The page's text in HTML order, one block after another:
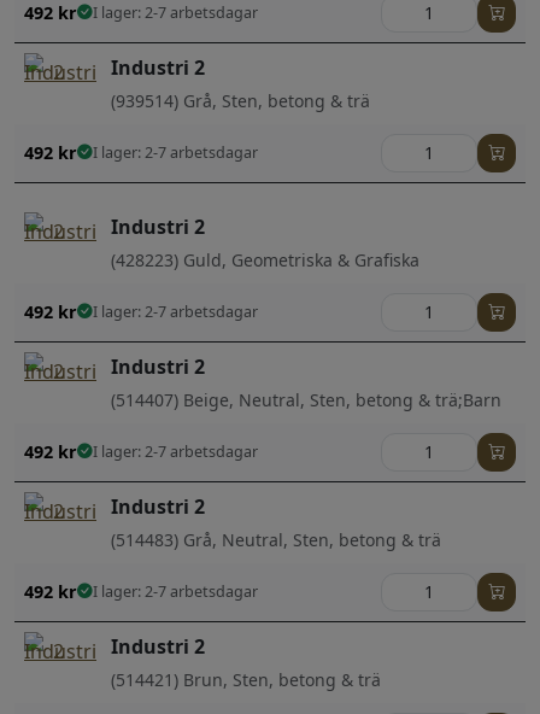
492 kr I lager: 2-7 arbetsdagar
Industri 2
(939514) Grå, Sten, betong & trä
492 kr I lager: 2-7 arbetsdagar
Industri 2
(428223) Guld, Geometriska & Grafiska
492 kr I lager: 2-7 arbetsdagar
Industri 2
(514407) Beige, Neutral, Sten, betong & trä;Barn
492 kr I lager: 2-7 arbetsdagar
Industri 2
(514483) Grå, Neutral, Sten, betong & trä
492 kr I lager: 2-7 arbetsdagar
Industri 2
(514421) Brun, Sten, betong & trä